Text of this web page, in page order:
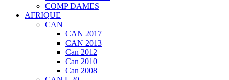
COMP DAMES
AFRIQUE
CAN
CAN 2017
CAN 2013
Can 2012
Can 2010
Can 2008